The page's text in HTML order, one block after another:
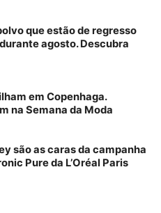
que estão de regresso
agosto. Descubra
em Copenhaga.
na Semana da Moda
são as caras da campanha
Pure da L’Oréal Paris